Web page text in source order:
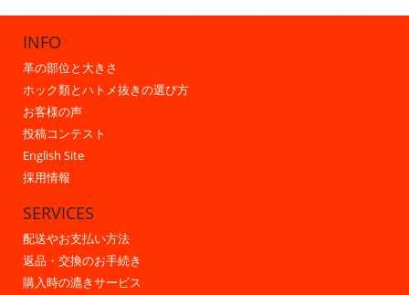
INFO
革の部位と大きさ
ホック類とハトメ抜きの選び方
お客様の声
投稿コンテスト
English Site
採用情報
SERVICES
配送やお支払い方法
返品・交換のお手続き
購入時の漉きサービス